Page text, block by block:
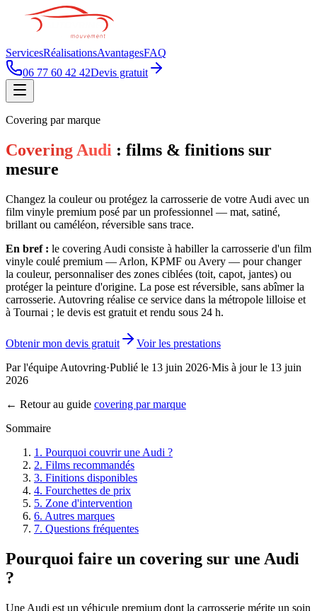
ServicesRéalisationsAvantagesFAQ
06 77 60 42 42Devis gratuit
Covering par marque
Covering Audi : films & finitions sur
mesure
Changez la couleur ou protégez la carrosserie de votre Audi avec un
film vinyle premium posé par un professionnel — mat, satiné,
brillant ou caméléon, réversible sans trace.
En bref : le covering Audi consiste à habiller la carrosserie d'un film
vinyle coulé premium — Arlon, KPMF ou Avery — pour changer
la couleur, personnaliser des zones ciblées (toit, capot, jantes) ou
protéger la peinture d'origine. La pose est réversible, sans abîmer la
carrosserie. Autovring réalise ce service dans la métropole lilloise et
à Tournai ; le devis est gratuit et rendu sous 24 h.
Obtenir mon devis gratuit
Voir les prestations
Par l'équipe Autovring·Publié le 13 juin 2026·Mis à jour le 13 juin
2026
← Retour au guide covering par marque
Sommaire
1 . Pourquoi couvrir une Audi ?
2. Films recommandés
3. Finitions disponibles
4. Fourchettes de prix
5. Zone d'intervention
6. Autres marques
7. Questions fréquentes
Pourquoi faire un covering sur une Audi
?
Une Audi est un véhicule premium dont la carrosserie mérite un soin